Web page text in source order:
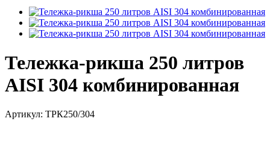
Тележка-рикша 250 литров
AISI 304 комбинированная
Артикул: ТРК250/304